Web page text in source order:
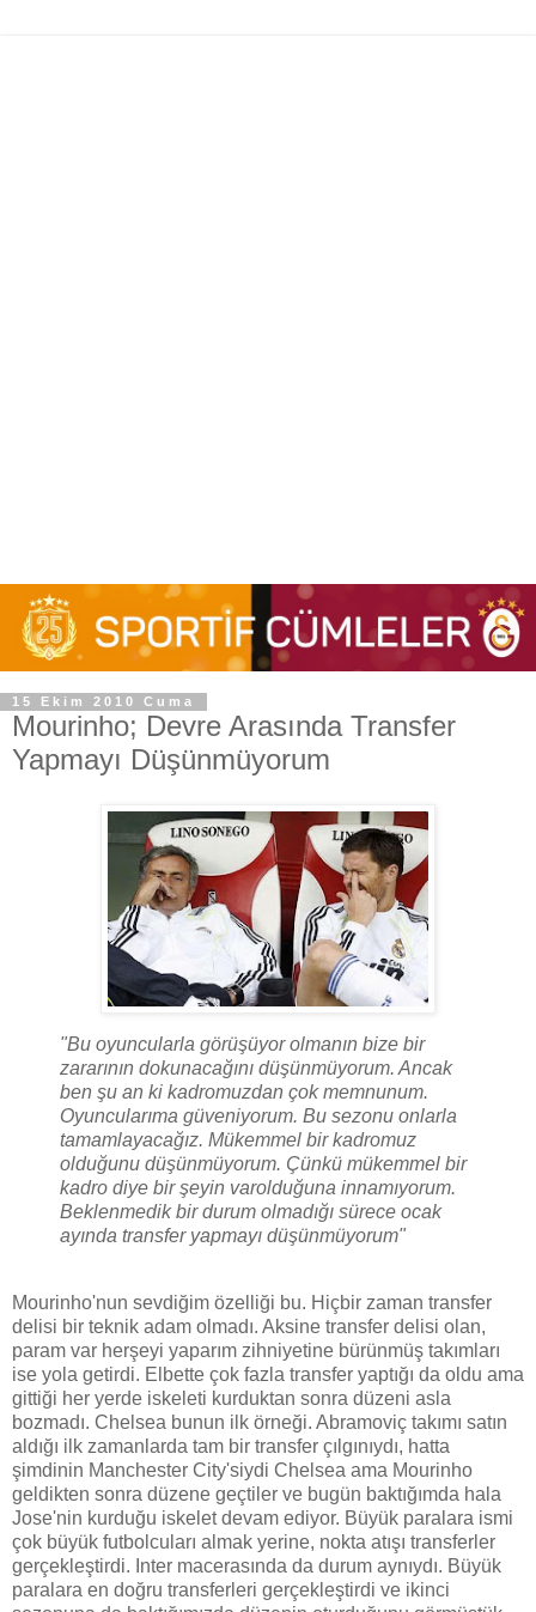
15 Ekim 2010 Cuma
Mourinho; Devre Arasında Transfer
Yapmayı Düşünmüyorum
"Bu oyuncularla görüşüyor olmanın bize bir
zararının dokunacağını düşünmüyorum. Ancak
ben şu an ki kadromuzdan çok memnunum.
Oyuncularıma güveniyorum. Bu sezonu onlarla
tamamlayacağız. Mükemmel bir kadromuz
olduğunu düşünmüyorum. Çünkü mükemmel bir
kadro diye bir şeyin varolduğuna innamıyorum.
Beklenmedik bir durum olmadığı sürece ocak
ayında transfer yapmayı düşünmüyorum"
Mourinho'nun sevdiğim özelliği bu. Hiçbir zaman transfer
delisi bir teknik adam olmadı. Aksine transfer delisi olan,
param var herşeyi yaparım zihniyetine bürünmüş takımları
ise yola getirdi. Elbette çok fazla transfer yaptığı da oldu ama
gittiği her yerde iskeleti kurduktan sonra düzeni asla
bozmadı. Chelsea bunun ilk örneği. Abramoviç takımı satın
aldığı ilk zamanlarda tam bir transfer çılgınıydı, hatta
şimdinin Manchester City'siydi Chelsea ama Mourinho
geldikten sonra düzene geçtiler ve bugün baktığımda hala
Jose'nin kurduğu iskelet devam ediyor. Büyük paralara ismi
çok büyük futbolcuları almak yerine, nokta atışı transferler
gerçekleştirdi. Inter macerasında da durum aynıydı. Büyük
paralara en doğru transferleri gerçekleştirdi ve ikinci